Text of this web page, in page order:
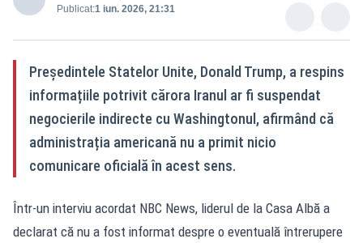
Publicat:1 iun. 2026, 21:31
Președintele Statelor Unite, Donald Trump, a respins
informațiile potrivit cărora Iranul ar fi suspendat
negocierile indirecte cu Washingtonul, afirmând că
administrația americană nu a primit nicio
comunicare oficială în acest sens.
Într-un interviu acordat NBC News, liderul de la Casa Albă a
declarat că nu a fost informat despre o eventuală întrerupere